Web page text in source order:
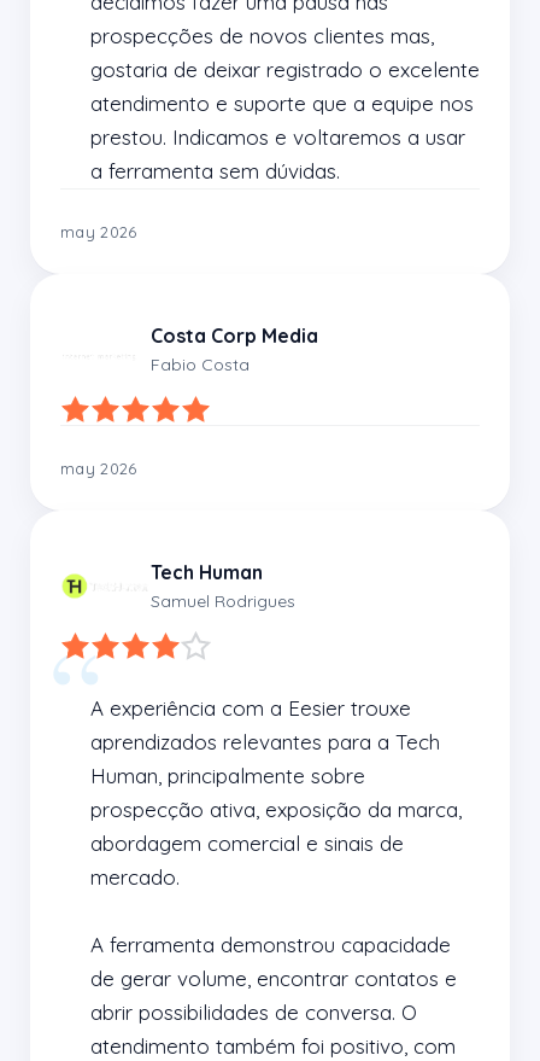
prospecções de novos clientes mas,
gostaria de deixar registrado o excelente
atendimento e suporte que a equipe nos
prestou. Indicamos e voltaremos a usar
a ferramenta sem dúvidas.
may 2026
Costa Corp Media
Fabio Costa
may 2026
Tech Human
Samuel Rodrigues
A experiência com a Eesier trouxe
aprendizados relevantes para a Tech
Human, principalmente sobre
prospecção ativa, exposição da marca,
abordagem comercial e sinais de
mercado.
A ferramenta demonstrou capacidade
de gerar volume, encontrar contatos e
abrir possibilidades de conversa. O
atendimento também foi positivo, com